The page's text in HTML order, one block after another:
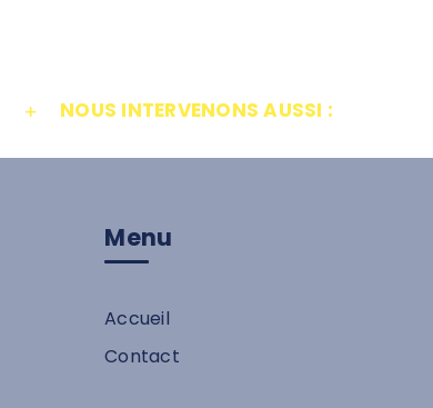
NOUS INTERVENONS AUSSI :
Menu
Accueil
Contact